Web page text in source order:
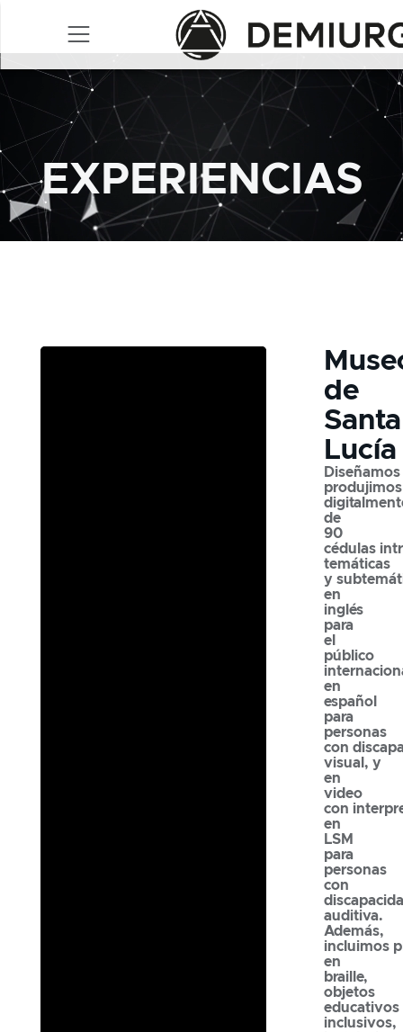
EXPERIENCIAS
de
Santa
Lucía
produjimos
de
90
cédulas
temáticas
y
en
inglés
para
el
público
en
español
para
personas
con
visual , y
en
video
con
en
LSM
para
personas
con
auditiva.
Además,
incluimos
en
braille,
objetos
educativos
inclusivos,